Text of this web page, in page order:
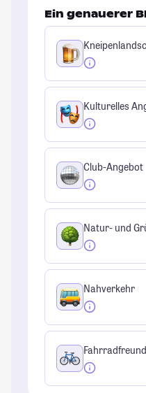
Ein genauerer
Kulturelles
Club-Angebot
Natur- und
Nahverkehr